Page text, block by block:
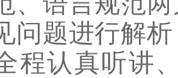
问题进行解
程认真听讲